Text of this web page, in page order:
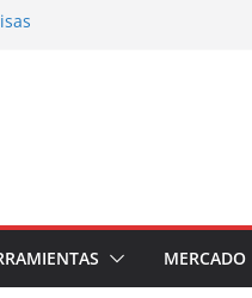
MERCADO